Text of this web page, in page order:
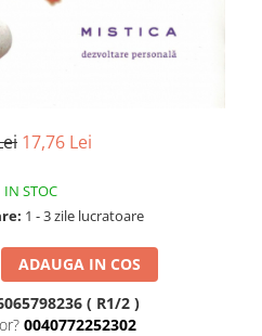
17,76 Lei
IN STOC
1 - 3 zile lucratoare
ADAUGA IN COS
( R1/2 )
0040772252302